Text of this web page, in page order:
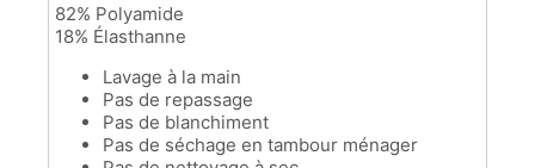
82% Polyamide
18% Élasthanne
Lavage à la main
Pas de repassage
Pas de blanchiment
Pas de séchage en tambour ménager